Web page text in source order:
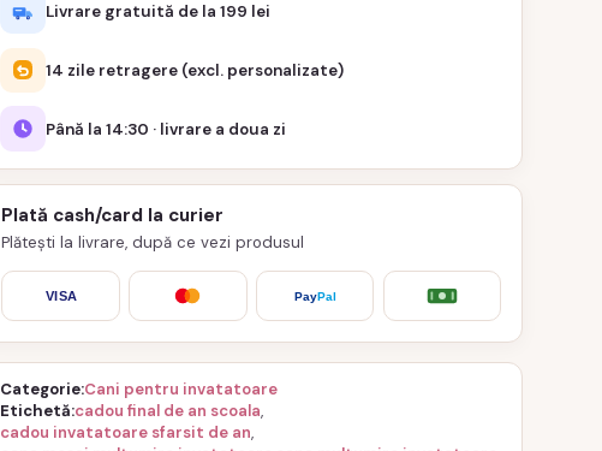
Livrare gratuită de la 199 lei
14 zile retragere (excl. personalizate)
Până la 14:30 · livrare a doua zi
Plată cash/card la curier
Plătești la livrare, după ce vezi produsul
VISA PayPal
Categorie Cani pentru invatatoare
Etichetă cadou final de an scoala,
cadou invatatoare sfarsit de an,